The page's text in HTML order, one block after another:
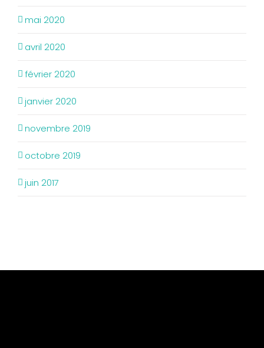
mai 2020
avril 2020
février 2020
janvier 2020
novembre 2019
octobre 2019
juin 2017